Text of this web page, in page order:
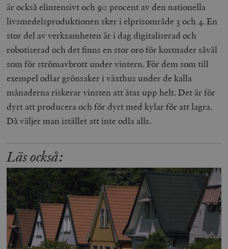
är också elintensivt och 90 procent av den nationella
livsmedelsproduktionen sker i elprisområde 3 och 4. En
stor del av verksamheten är i dag digitaliserad och
robotiserad och det finns en stor oro för kostnader såväl
som för strömavbrott under vintern. För dem som till
exempel odlar grönsaker i växthus under de kalla
månaderna riskerar vinsten att ätas upp helt. Det är för
dyrt att producera och för dyrt med kylar för att lagra.
Då väljer man istället att inte odla alls.
Läs också: